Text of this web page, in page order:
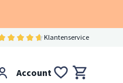
Klantenservice
Account